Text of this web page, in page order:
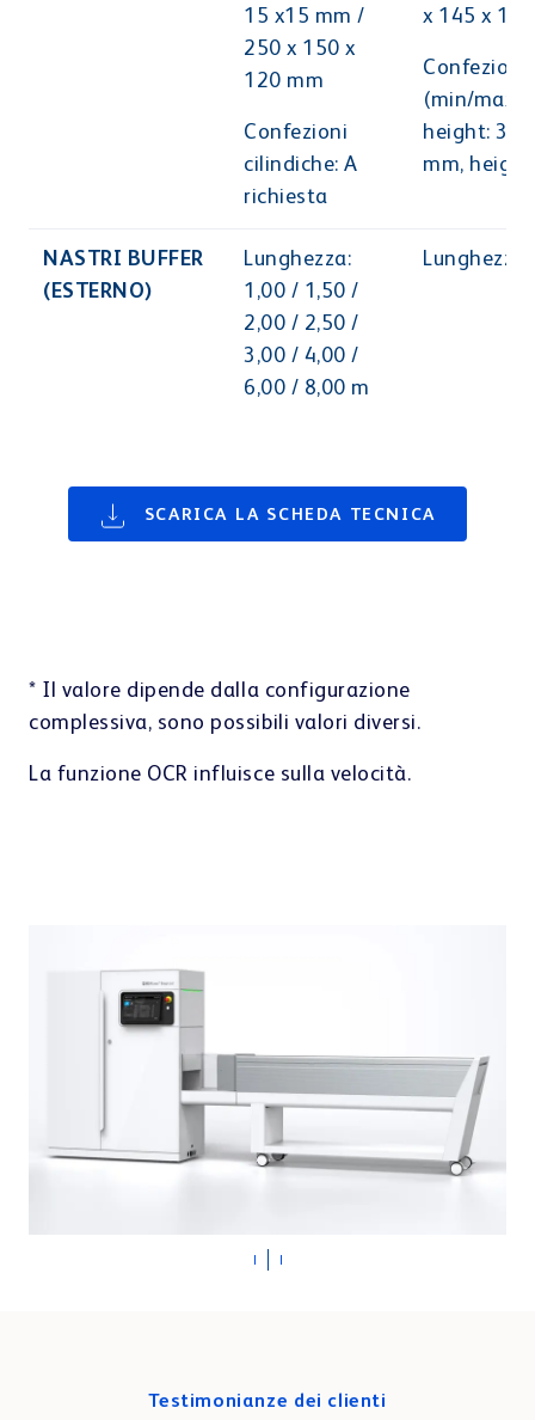
15 x15 mm /
250 x 150 x
120 mm
Confezioni
cilindiche: A
richiesta
x 145 x
Confezioni
(min/max):
height: 35
mm,
NASTRI BUFFER
(ESTERNO)
Lunghezza:
1,00 / 1,50 /
2,00 / 2,50 /
3,00 / 4,00 /
6,00 / 8,00 m
SCARICA LA SCHEDA TECNICA
* Il valore dipende dalla configurazione
complessiva, sono possibili valori diversi.
La funzione OCR influisce sulla velocità.
Testimonianze dei clienti